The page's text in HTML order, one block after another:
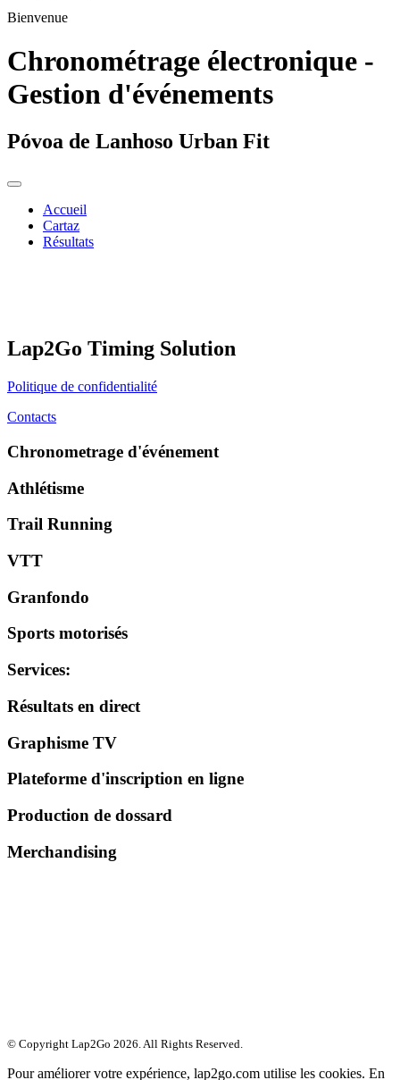
Bienvenue
Chronométrage électronique -
Gestion d'événements
Póvoa de Lanhoso Urban Fit
Accueil
Cartaz
Résultats
Lap2Go Timing Solution
Politique de confidentialité
Contacts
Chronometrage d'événement
Athlétisme
Trail Running
VTT
Granfondo
Sports motorisés
Services:
Résultats en direct
Graphisme TV
Plateforme d'inscription en ligne
Production de dossard
Merchandising
© Copyright Lap2Go 2026. All Rights Reserved.
Pour améliorer votre expérience, lap2go.com utilise les cookies. En